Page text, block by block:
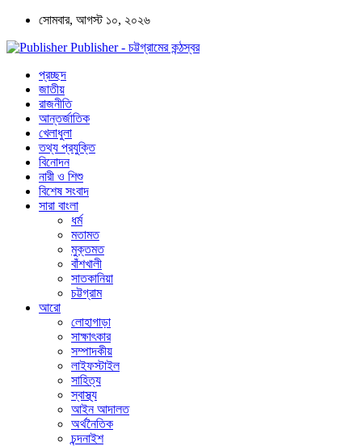
সোমবার, আগস্ট ১০, ২০২৬
Publisher - চট্টগ্রামের কন্ঠস্বর
প্রচ্ছদ
জাতীয়
রাজনীতি
আন্তর্জাতিক
খেলাধুলা
তথ্য প্রযুক্তি
বিনোদন
নারী ও শিশু
বিশেষ সংবাদ
সারা বাংলা
ধর্ম
মতামত
মুক্তমত
বাঁশখালী
সাতকানিয়া
চট্টগ্রাম
আরো
লোহাগাড়া
সাক্ষাৎকার
সম্পাদকীয়
লাইফস্টাইল
সাহিত্য
স্বাস্থ্য
আইন আদালত
অর্থনৈতিক
চন্দনাইশ